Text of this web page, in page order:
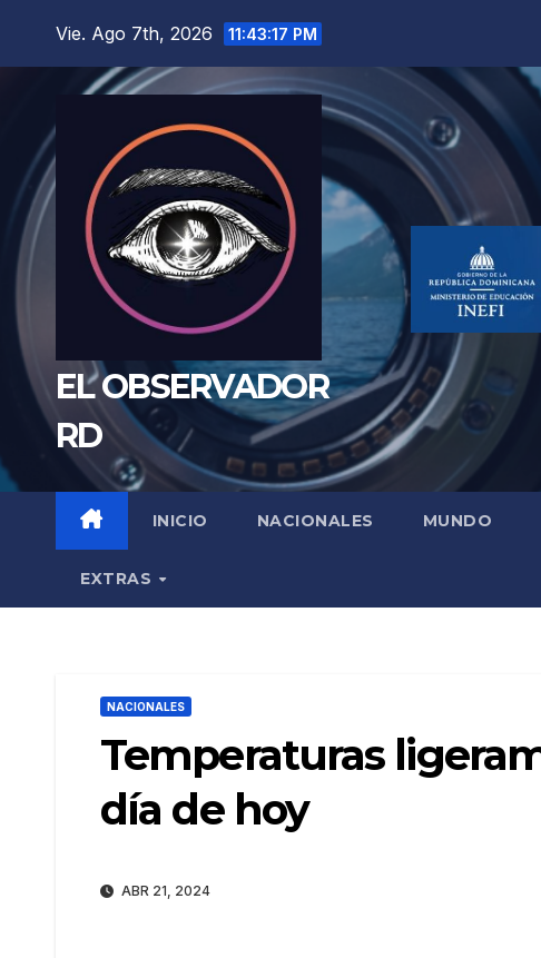
Vie. Ago 7th, 2026 11:43:18 PM
EL OBSERVADOR
RD
INICIO NACIONALES MUNDO
EXTRAS
NACIONALES
Temperaturas
día de hoy
ABR 21, 2024